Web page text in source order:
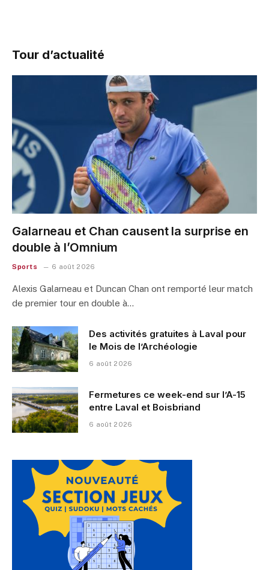
Tour d’actualité
Galarneau et Chan causent la surprise en
double à l’Omnium
Sports 6 août 2026
Alexis Galarneau et Duncan Chan ont remporté leur match
de premier tour en double à…
Des activités gratuites à Laval pour
le Mois de l’Archéologie
6 août 2026
Fermetures ce week-end sur l’A-15
entre Laval et Boisbriand
6 août 2026